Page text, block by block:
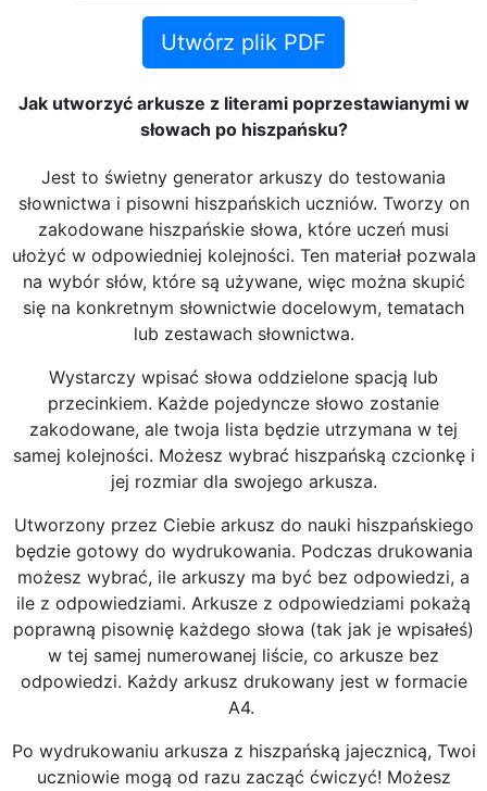
Utwórz plik PDF
Jak utworzyć arkusze z literami poprzestawianymi w
słowach po hiszpańsku?
Jest to świetny generator arkuszy do testowania
słownictwa i pisowni hiszpańskich uczniów. Tworzy on
zakodowane hiszpańskie słowa, które uczeń musi
ułożyć w odpowiedniej kolejności. Ten materiał pozwala
na wybór słów, które są używane, więc można skupić
się na konkretnym słownictwie docelowym, tematach
lub zestawach słownictwa.
Wystarczy wpisać słowa oddzielone spacją lub
przecinkiem. Każde pojedyncze słowo zostanie
zakodowane, ale twoja lista będzie utrzymana w tej
samej kolejności. Możesz wybrać hiszpańską czcionkę i
jej rozmiar dla swojego arkusza.
Utworzony przez Ciebie arkusz do nauki hiszpańskiego
będzie gotowy do wydrukowania. Podczas drukowania
możesz wybrać, ile arkuszy ma być bez odpowiedzi, a
ile z odpowiedziami. Arkusze z odpowiedziami pokażą
poprawną pisownię każdego słowa (tak jak je wpisałeś)
w tej samej numerowanej liście, co arkusze bez
odpowiedzi. Każdy arkusz drukowany jest w formacie
A4.
Po wydrukowaniu arkusza z hiszpańską jajecznicą, Twoi
uczniowie mogą od razu zacząć ćwiczyć! Możesz